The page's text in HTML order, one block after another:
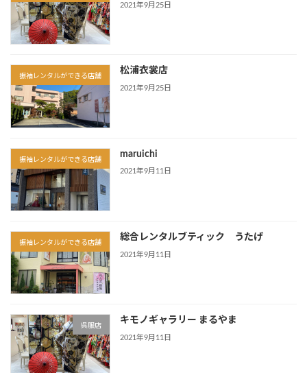
2021年9月25日
振袖レンタルができる店舗
松浦衣裳店
2021年9月25日
振袖レンタルができる店舗
maruichi
2021年9月11日
振袖レンタルができる店舗
総合レンタルブティック うたげ
2021年9月11日
呉服店
キモノギャラリー まるやま
2021年9月11日